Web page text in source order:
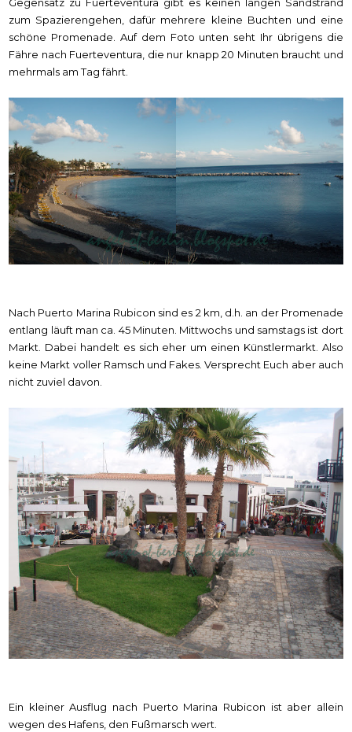
zum Spazierengehen, dafür mehrere kleine Buchten und eine
schöne Promenade. Auf dem Foto unten seht Ihr übrigens die
Fähre nach Fuerteventura, die nur knapp 20 Minuten braucht und
mehrmals am Tag fährt.
Nach Puerto Marina Rubicon sind es 2 km, d.h. an der Promenade
entlang läuft man ca. 45 Minuten. Mittwochs und samstags ist dort
Markt. Dabei handelt es sich eher um einen Künstlermarkt. Also
keine Markt voller Ramsch und Fakes. Versprecht Euch aber auch
nicht zuviel davon.
Ein kleiner Ausflug nach Puerto Marina Rubicon ist aber allein
wegen des Hafens, den Fußmarsch wert.